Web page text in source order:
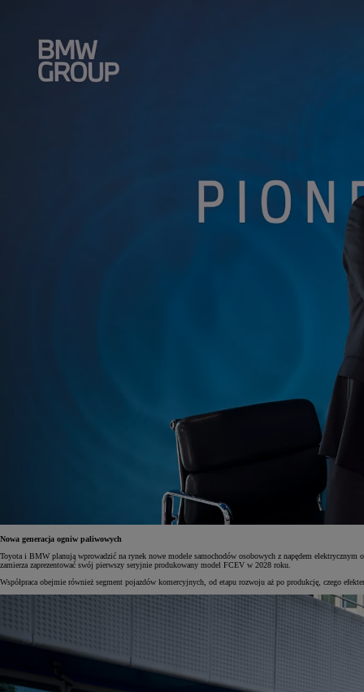
Nowa generacja ogniw paliwowych
Toyota i BMW planują wprowadzić na rynek nowe modele samochodów osobowych z napędem
zamierza zaprezentować swój pierwszy seryjnie produkowany model FCEV w 2028 roku.
Współpraca obejmie również segment pojazdów komercyjnych, od etapu rozwoju aż po produkcję, czego